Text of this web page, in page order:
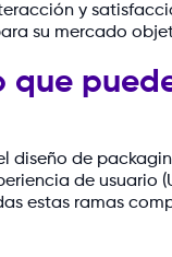
y
su mercado
que
diseño de
de usuario
estas ramas